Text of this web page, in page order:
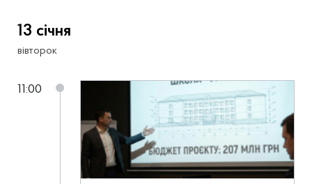
13 січня
вівторок
11:00